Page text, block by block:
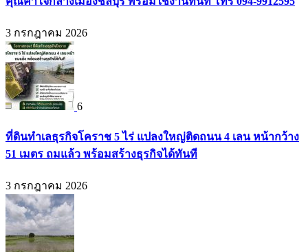
3 กรกฎาคม 2026
6
ที่ดินทำเลธุรกิจโคราช 5 ไร่ แปลงใหญ่ติดถนน 4 เลน หน้ากว้าง
51 เมตร ถมแล้ว พร้อมสร้างธุรกิจได้ทันที
3 กรกฎาคม 2026